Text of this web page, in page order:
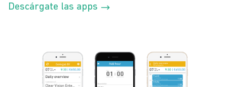
Descárgate las apps